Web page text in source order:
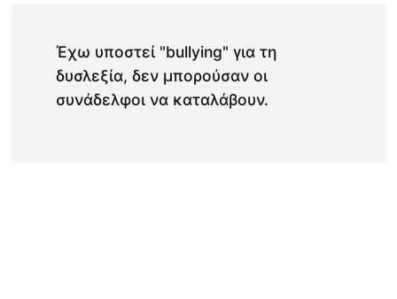
Έχω υποστεί "bullying" για τη
δυσλεξία, δεν μπορούσαν οι
συνάδελφοι να καταλάβουν.